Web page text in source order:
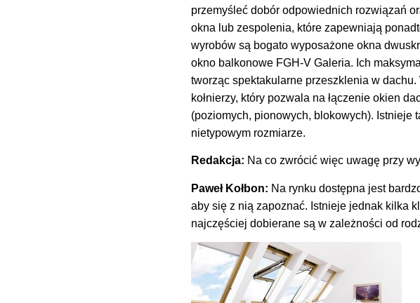
przemyśleć dobór odpowiednich rozwiązań
okna lub zespolenia, które zapewniają
wyrobów są bogato wyposażone okna
okno balkonowe FGH-V Galeria. Ich
tworząc spektakularne przeszklenia w
kołnierzy, który pozwala na łączenie okien
(poziomych, pionowych, blokowych). Istnieje
nietypowym rozmiarze.
Redakcja: Na co zwrócić więc uwagę przy
Paweł Kołbon: Na rynku dostępna jest
aby się z nią zapoznać. Istnieje jednak kilka
najczęściej dobierane są w zależności od